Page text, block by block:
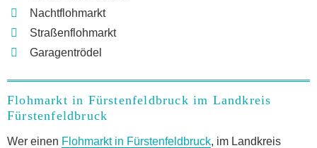
Nachtflohmarkt
Straßenflohmarkt
Garagentrödel
Flohmarkt in Fürstenfeldbruck im Landkreis
Fürstenfeldbruck
Wer einen Flohmarkt in Fürstenfeldbruck, im Landkreis